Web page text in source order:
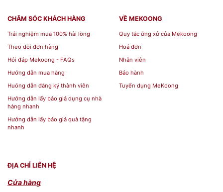
CHĂM SÓC KHÁCH HÀNG
Trải nghiệm mua 100% hài lòng
Theo dõi đơn hàng
Hỏi đáp Mekoong - FAQs
Hướng dẫn mua hàng
Huóng dẫn đăng ký thành viên
Hướng dẫn lấy báo giá dụng cụ nhà
hàng nhanh
Hướng dẫn lấy báo giá quà tặng
nhanh
VỀ MEKOONG
Quy tắc ứng xử của Mekoong
Hoá đơn
Nhân viên
Bảo hành
Tuyển dụng MeKoong
ĐỊA CHỈ LIÊN HỆ
Cửa hàng